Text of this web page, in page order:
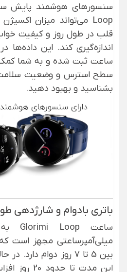
قلب در طول روز و کیفیت خواب
اندازه‌گیری کند. این
ساعت ثبت شده و به شما کمک
سطح استرس و وضعیت سلامت
بشناسید و بهبود دهید.
باتری بادوام و شارژدهی
میلی‌آمپرساعتی مجهز است
بین 5 تا 7 روز دوام
این مدت تا